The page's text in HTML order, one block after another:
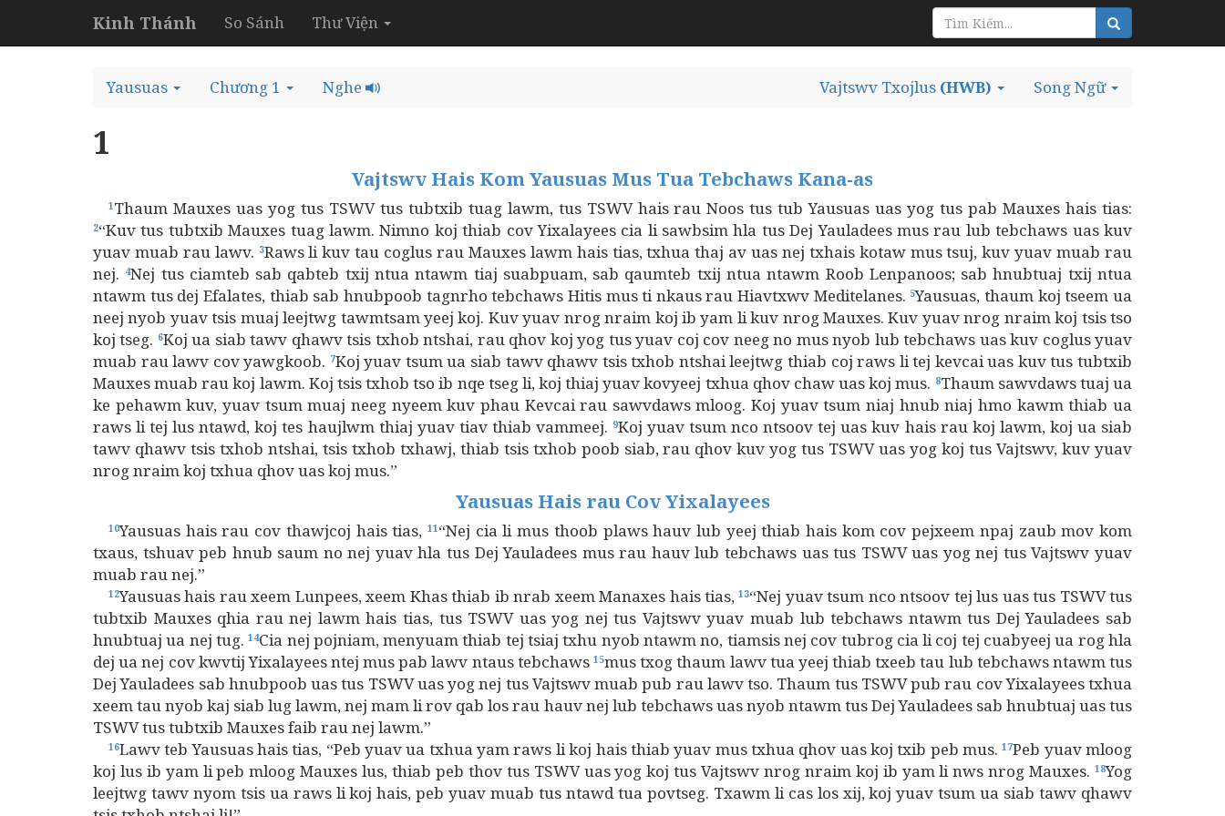
Kinh Thánh So Sánh Thư Viện
Yausuas Chương 1 Nghe Song Ngữ
Vajtswv Txojlus (HWB)
1
Vajtswv Hais Kom Yausuas Mus Tua Tebchaws Kana-as
1Thaum Mauxes uas yog tus TSWV tus tubtxib tuag lawm, tus TSWV hais rau Noos tus tub Yausuas uas yog tus pab Mauxes hais tias:
2“Kuv tus tubtxib Mauxes tuag lawm. Nimno koj thiab cov Yixalayees cia li sawbsim hla tus Dej Yauladees mus rau lub tebchaws uas kuv
yuav muab rau lawv. 3Raws li kuv tau coglus rau Mauxes lawm hais tias, txhua thaj av uas nej txhais kotaw mus tsuj, kuv yuav muab rau
nej. 4Nej tus ciamteb sab qabteb txij ntua ntawm tiaj suabpuam, sab qaumteb txij ntua ntawm Roob Lenpanoos; sab hnubtuaj txij ntua
ntawm tus dej Efalates, thiab sab hnubpoob tagnrho tebchaws Hitis mus ti nkaus rau Hiavtxwv Meditelanes. 5Yausuas, thaum koj tseem ua
neej nyob yuav tsis muaj leejtwg tawmtsam yeej koj. Kuv yuav nrog nraim koj ib yam li kuv nrog Mauxes. Kuv yuav nrog nraim koj tsis tso
koj tseg. 6Koj ua siab tawv qhawv tsis txhob ntshai, rau qhov koj yog tus yuav coj cov neeg no mus nyob lub tebchaws uas kuv coglus yuav
muab rau lawv cov yawgkoob. 7Koj yuav tsum ua siab tawv qhawv tsis txhob ntshai leejtwg thiab coj raws li tej kevcai uas kuv tus tubtxib
Mauxes muab rau koj lawm. Koj tsis txhob tso ib nqe tseg li, koj thiaj yuav kovyeej txhua qhov chaw uas koj mus. 8Thaum sawvdaws tuaj ua
ke pehawm kuv, yuav tsum muaj neeg nyeem kuv phau Kevcai rau sawvdaws mloog. Koj yuav tsum niaj hnub niaj hmo kawm thiab ua
raws li tej lus ntawd, koj tes haujlwm thiaj yuav tiav thiab vammeej. 9Koj yuav tsum nco ntsoov tej uas kuv hais rau koj lawm, koj ua siab
tawv qhawv tsis txhob ntshai, tsis txhob txhawj, thiab tsis txhob poob siab, rau qhov kuv yog tus TSWV uas yog koj tus Vajtswv, kuv yuav
nrog nraim koj txhua qhov uas koj mus.”
Yausuas Hais rau Cov Yixalayees
10Yausuas hais rau cov thawjcoj hais tias, 11“Nej cia li mus thoob plaws hauv lub yeej thiab hais kom cov pejxeem npaj zaub mov kom
txaus, tshuav peb hnub saum no nej yuav hla tus Dej Yauladees mus rau hauv lub tebchaws uas tus TSWV uas yog nej tus Vajtswv yuav
muab rau nej.”
12Yausuas hais rau xeem Lunpees, xeem Khas thiab ib nrab xeem Manaxes hais tias,13“Nej yuav tsum nco ntsoov tej lus uas tus TSWV tus
tubtxib Mauxes qhia rau nej lawm hais tias, tus TSWV uas yog nej tus Vajtswv yuav muab lub tebchaws ntawm tus Dej Yauladees sab
hnubtuaj ua nej tug.14Cia nej pojniam, menyuam thiab tej tsiaj txhu nyob ntawm no, tiamsis nej cov tubrog cia li coj tej cuabyeej ua rog hla
dej ua nej cov kwvtij Yixalayees ntej mus pab lawv ntaus tebchaws 15mus txog thaum lawv tua yeej thiab txeeb tau lub tebchaws ntawm tus
Dej Yauladees sab hnubpoob uas tus TSWV uas yog nej tus Vajtswv muab pub rau lawv tso. Thaum tus TSWV pub rau cov Yixalayees txhua
xeem tau nyob kaj siab lug lawm, nej mam li rov qab los rau hauv nej lub tebchaws uas nyob ntawm tus Dej Yauladees sab hnubtuaj uas tus
TSWV tus tubtxib Mauxes faib rau nej lawm.”
16Lawv teb Yausuas hais tias, “Peb yuav ua txhua yam raws li koj hais thiab yuav mus txhua qhov uas koj txib peb mus.17Peb yuav mloog
koj lus ib yam li peb mloog Mauxes lus, thiab peb thov tus TSWV uas yog koj tus Vajtswv nrog nraim koj ib yam li nws nrog Mauxes. 18Yog
leejtwg tawv nyom tsis ua raws li koj hais, peb yuav muab tus ntawd tua povtseg. Txawm li cas los xij, koj yuav tsum ua siab tawv qhawv